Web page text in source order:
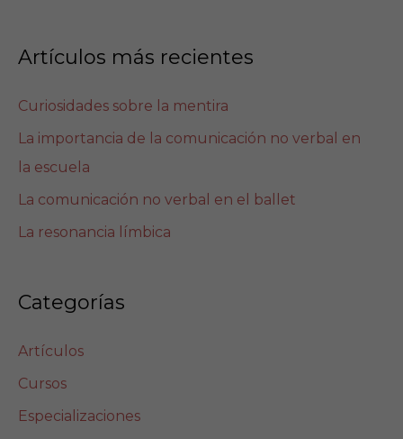
Artículos más recientes
Curiosidades sobre la mentira
La importancia de la comunicación no verbal en
la escuela
La comunicación no verbal en el ballet
La resonancia límbica
Categorías
Artículos
Cursos
Especializaciones